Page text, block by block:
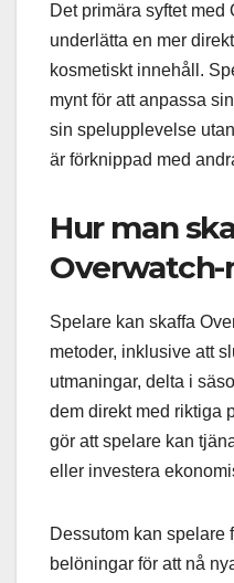
Det primära syftet med
underlätta en mer
kosmetiskt innehåll.
mynt för att anpassa
sin spelupplevelse
är förknippad med
Hur man
Spelare kan skaffa
metoder, inklusive att
utmaningar, delta i
dem direkt med riktiga
gör att spelare kan
eller investera
Dessutom kan spelare
belöningar för att nå